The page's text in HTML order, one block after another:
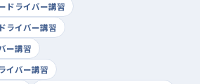
ドライバー講習
ライバー講習
ー講習
イバー講習